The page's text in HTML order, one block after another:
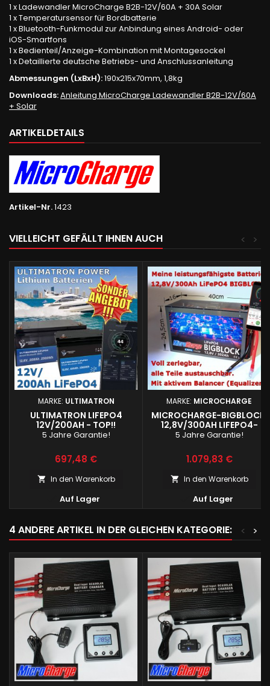
1 x Ladewandler MicroCharge B2B-12V/60A + 30A Solar
1 x Temperatursensor für Bordbatterie
1 x Bluetooth-Funkmodul zur Anbindung eines Android- oder
iOS-Smartfons
1 x Bedienteil/Anzeige-Kombination mit Montagesockel
1 x Detaillierte deutsche Betriebs- und Anschlussanleitung
Abmessungen (LxBxH):190x215x70mm, 1,8kg
Downloads:Anleitung MicroCharge Ladewandler B2B-12V/60A
+ Solar
ARTIKELDETAILS
Artikel-Nr.1423
VIELLEICHT GEFÄLLT IHNEN AUCH >
<
MARKE: ULTIMATRON
ULTIMATRON LIFEPO4
12V/200AH - TOP!!
5 Jahre Garantie!
Preis
697,48 €
 In den Warenkorb
Auf Lager
MARKE: MICROCHARGE
MICROCHARGE-BIGBLOCK:
12,8V/300AH LIFEPO4-
BATTERIE
5 Jahre Garantie!
Preis
1.079,83 €
 In den Warenkorb
Auf Lager
4 ANDERE ARTIKEL IN DER GLEICHEN KATEGORIE: >
<